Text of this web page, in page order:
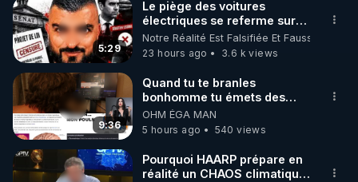
miracle-de-la-detoxification-de-robert-morse/
-------------
LE FOIE N’EXISTE PAS (et c’est pour ça que vous
allez mal) – Podcast RGNR
On croit qu’on prend soin de son foie. Mais si on se
trompait… de cible ?
Non, le foie n’est pas un émonctoire, en tous cas
absolument pas un émonctoire comme les autres.
5:29
Le piège des voitures
électriques se referme sur
les usagers !
Notre Réalité Est Falsifiée Et Fausse
23 hours ago
3.6 k views
9:36
Quand tu te branles
bonhomme tu émets des
ondes ils ont juste omis de
t'expliquer
OHM ÉGA MAN
5 hours ago
540 views
Pourquoi HAARP prépare en
réalité un CHAOS climatique,